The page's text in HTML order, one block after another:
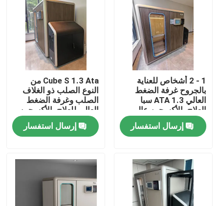
معلومات عنا
جولة في المعمل
رقابة جودة
اطلب اقتباس
غرفة الضغط العالي HBOT
غرفة الضغط العالي SPA
عكس الشيخوخة غرفة الضغط العالي
1 - 2 أشخاص للعناية
بالجروح غرفة الضغط
العالي 1.3 ATA سبا
العلاج بالأكسجين عالي
الضغط
إرسال استفسار
Cube S 1.3 Ata من
النوع الصلب ذو الغلاف
الصلب وغرفة الضغط
العالي للعلاج بالأكسجين
عالي الضغط Hbot
إرسال استفسار